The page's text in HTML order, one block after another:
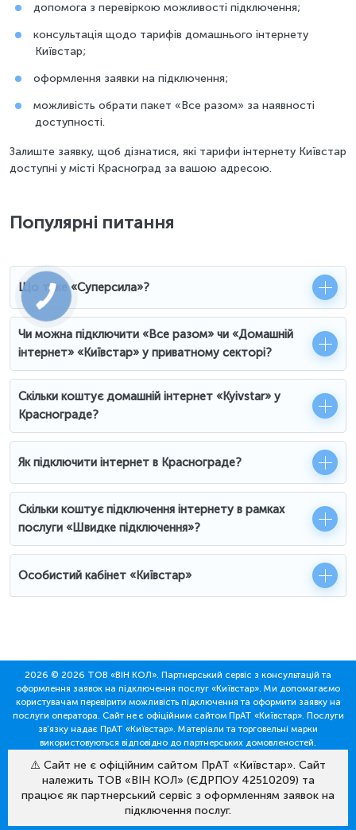
допомога з перевіркою можливості підключення;
консультація щодо тарифів домашнього інтернету
Київстар;
оформлення заявки на підключення;
можливість обрати пакет «Все разом» за наявності
доступності.
Залиште заявку, щоб дізнатися, які тарифи інтернету Київстар
доступні у місті Красноград за вашою адресою.
Популярні питання
Що таке «Суперсила»?
Чи можна підключити «Все разом» чи «Домашній
інтернет» «Київстар» у приватному секторі?
Скільки коштує домашній інтернет «Kyivstar» у
Краснограде?
Як підключити інтернет в Краснограде?
Скільки коштує підключення інтернету в рамках
послуги «Швидке підключення»?
Особистий кабінет «Київстар»
2026 © 2026 ТОВ «ВІН КОЛ». Партнерський сервіс з консультацій та
оформлення заявок на підключення послуг «Київстар». Ми допомагаємо
користувачам перевірити можливість підключення та оформити заявку на
послуги оператора. Сайт не є офіційним сайтом ПрАТ «Київстар». Послуги
зв’язку надає ПрАТ «Київстар». Матеріали та торговельні марки
використовуються відповідно до партнерських домовленостей.
⚠️ Сайт не є офіційним сайтом ПрАТ «Київстар». Сайт
належить ТОВ «ВІН КОЛ» (ЄДРПОУ 42510209) та
працює як партнерський сервіс з оформленням заявок на
підключення послуг.